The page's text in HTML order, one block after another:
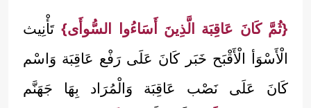
{ثُمَّ كَانَ عَاقِبَة الَّذِينَ أَسَاءُوا السُّوأَى}تَأْنِيث
الْأَسْوَأ الْأَقْبَح خَبَر كَانَ عَلَى رَفْع عَاقِبَة وَاسْم
كَانَ عَلَى نَصْب عَاقِبَة وَالْمُرَاد بِهَا جَهَنَّم